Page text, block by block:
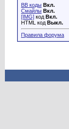
BB коды Вкл.
Смайлы Вкл.
[IMG] код Вкл.
HTML код Выкл.
Правила форума